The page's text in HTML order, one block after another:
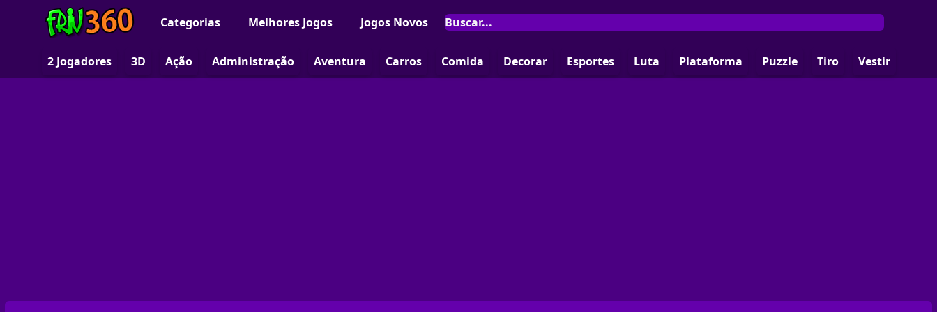
Categorias Melhores Jogos Jogos Novos
2 Jogadores 3D Ação Administração Aventura Carros Comida Decorar Esportes Luta Plataforma Puzzle Tiro Vestir